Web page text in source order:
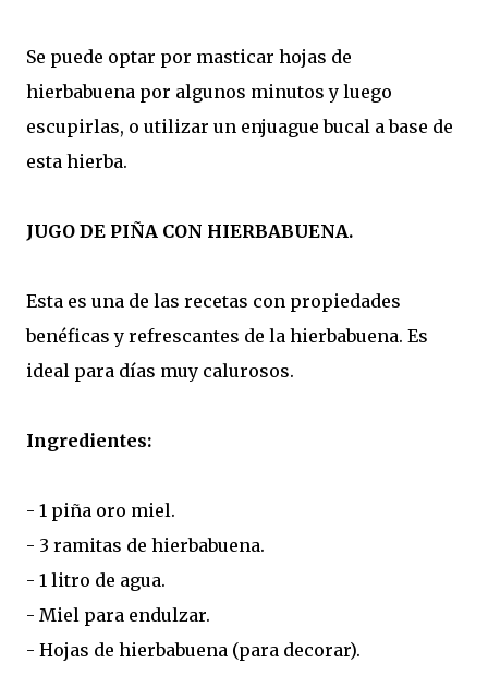
Se puede optar por masticar hojas de
hierbabuena por algunos minutos y luego
escupirlas, o utilizar un enjuague bucal a base de
esta hierba.
JUGO DE PIÑA CON HIERBABUENA.
Esta es una de las recetas con propiedades
benéficas y refrescantes de la hierbabuena. Es
ideal para días muy calurosos.
Ingredientes:
- 1 piña oro miel.
- 3 ramitas de hierbabuena.
- 1 litro de agua.
- Miel para endulzar.
- Hojas de hierbabuena (para decorar).